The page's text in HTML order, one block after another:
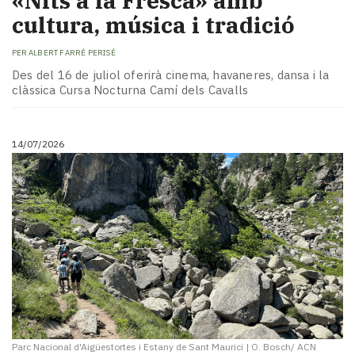
cultura, música i tradició
PER ALBERT FARRÉ PERISÉ
Des del 16 de juliol oferirà cinema, havaneres, dansa i la
clàssica Cursa Nocturna Camí dels Cavalls
14/07/2026
Parc Nacional d'Aigüestortes i Estany de Sant Maurici | O. Bosch/ ACN